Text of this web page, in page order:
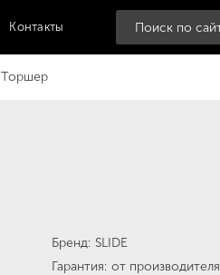
Контакты
Торшер
Бренд SLIDE
Гарантия от производителя